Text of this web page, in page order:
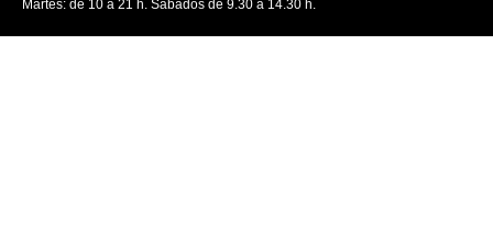
Martes: de 10 a 21 h. Sábados de 9.30 a 14.30 h.